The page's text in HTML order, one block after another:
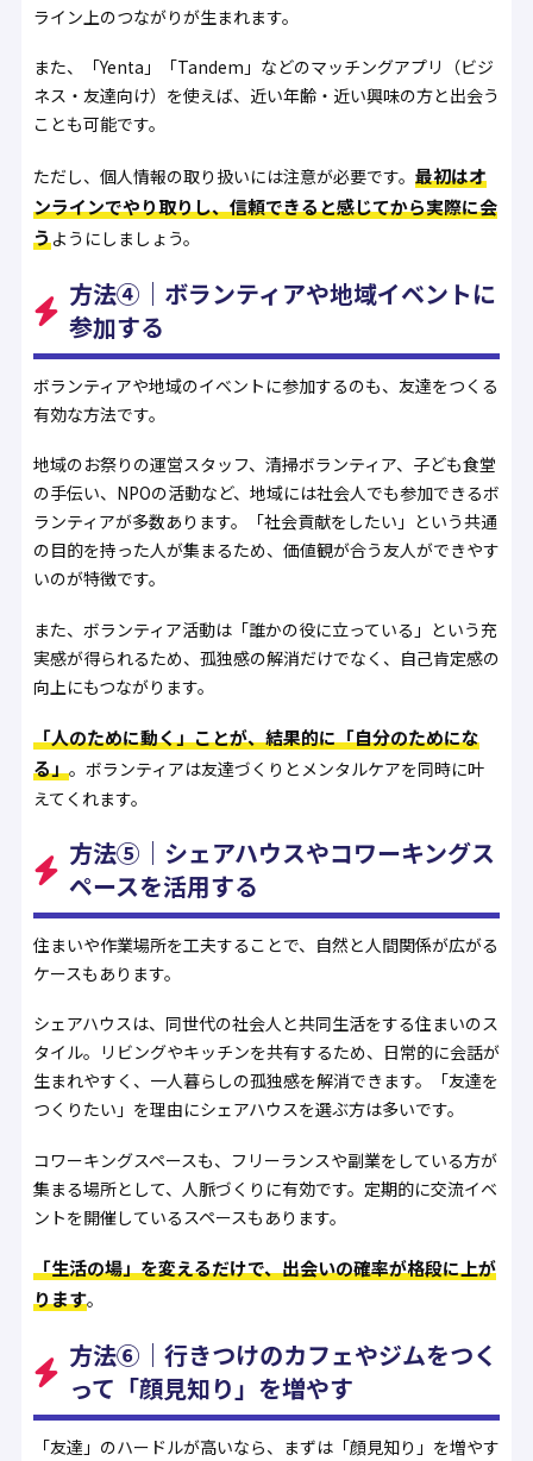
ライン上のつながりが生まれます。
また、「Yenta」「Tandem」などのマッチングアプリ（ビジ
ネス・友達向け）を使えば、近い年齢・近い興味の方と出会う
ことも可能です。
ただし、個人情報の取り扱いには注意が必要です。 最初はオ
ンラインでやり取りし、信頼できると感じてから実際に会
うようにしましょう。
方法④｜ボランティアや地域イベントに
参加する
ボランティアや地域のイベントに参加するのも、友達をつくる
有効な方法です。
地域のお祭りの運営スタッフ、清掃ボランティア、子ども食堂
の手伝い、NPOの活動など、地域には社会人でも参加できるボ
ランティアが多数あります。「社会貢献をしたい」という共通
の目的を持った人が集まるため、価値観が合う友人ができやす
いのが特徴です。
また、ボランティア活動は「誰かの役に立っている」という充
実感が得られるため、孤独感の解消だけでなく、自己肯定感の
向上にもつながります。
「人のために動く」ことが、結果的に「自分のためにな
る」。ボランティアは友達づくりとメンタルケアを同時に叶
えてくれます。
方法⑤｜シェアハウスやコワーキングス
ペースを活用する
住まいや作業場所を工夫することで、自然と人間関係が広がる
ケースもあります。
シェアハウスは、同世代の社会人と共同生活をする住まいのス
タイル。リビングやキッチンを共有するため、日常的に会話が
生まれやすく、一人暮らしの孤独感を解消できます。「友達を
つくりたい」を理由にシェアハウスを選ぶ方は多いです。
コワーキングスペースも、フリーランスや副業をしている方が
集まる場所として、人脈づくりに有効です。定期的に交流イベ
ントを開催しているスペースもあります。
「生活の場」を変えるだけで、出会いの確率が格段に上が
ります。
方法⑥｜行きつけのカフェやジムをつく
って「顔見知り」を増やす
「友達」のハードルが高いなら、まずは「顔見知り」を増やす